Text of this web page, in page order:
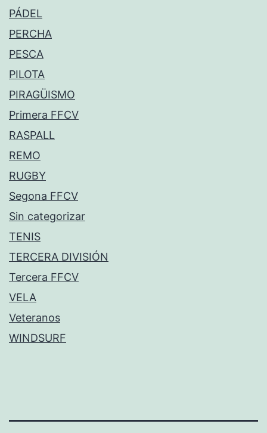
PÁDEL
PERCHA
PESCA
PILOTA
PIRAGÜISMO
Primera FFCV
RASPALL
REMO
RUGBY
Segona FFCV
Sin categorizar
TENIS
TERCERA DIVISIÓN
Tercera FFCV
VELA
Veteranos
WINDSURF